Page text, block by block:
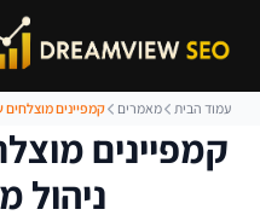
עמוד הבית מאמרים קמפיינים
קמפיינים
ניהול